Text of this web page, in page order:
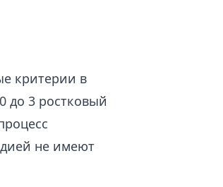
критерии в
до 3 ростковый
не имеют